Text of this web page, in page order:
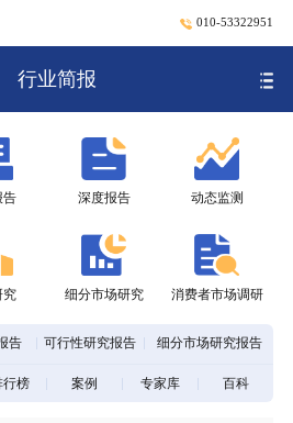
010-53322951
行业简报
告 深度报告 动态监测
究 细分市场研究 消费者市场调研
告 可行性研究报告 细分市场研究报告
行榜 案例 专家库 百科